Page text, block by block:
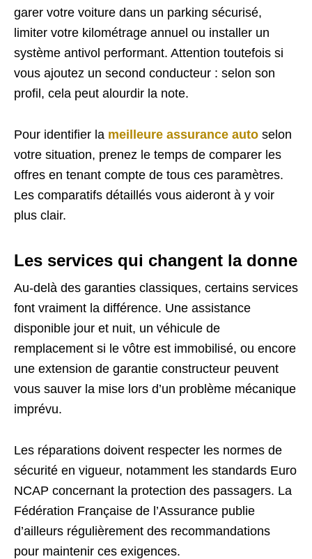
garer votre voiture dans un parking sécurisé,
limiter votre kilométrage annuel ou installer un
système antivol performant. Attention toutefois si
vous ajoutez un second conducteur : selon son
profil, cela peut alourdir la note.
Pour identifier la meilleure assurance auto selon
votre situation, prenez le temps de comparer les
offres en tenant compte de tous ces paramètres.
Les comparatifs détaillés vous aideront à y voir
plus clair.
Les services qui changent la donne
Au-delà des garanties classiques, certains services
font vraiment la différence. Une assistance
disponible jour et nuit, un véhicule de
remplacement si le vôtre est immobilisé, ou encore
une extension de garantie constructeur peuvent
vous sauver la mise lors d’un problème mécanique
imprévu.
Les réparations doivent respecter les normes de
sécurité en vigueur, notamment les standards Euro
NCAP concernant la protection des passagers. La
Fédération Française de l’Assurance publie
d’ailleurs régulièrement des recommandations
pour maintenir ces exigences.